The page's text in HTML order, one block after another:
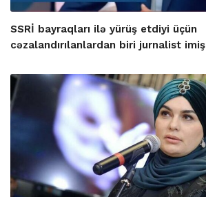
SSRİ bayraqları ilə yürüş etdiyi üçün
cəzalandırılanlardan biri jurnalist imiş